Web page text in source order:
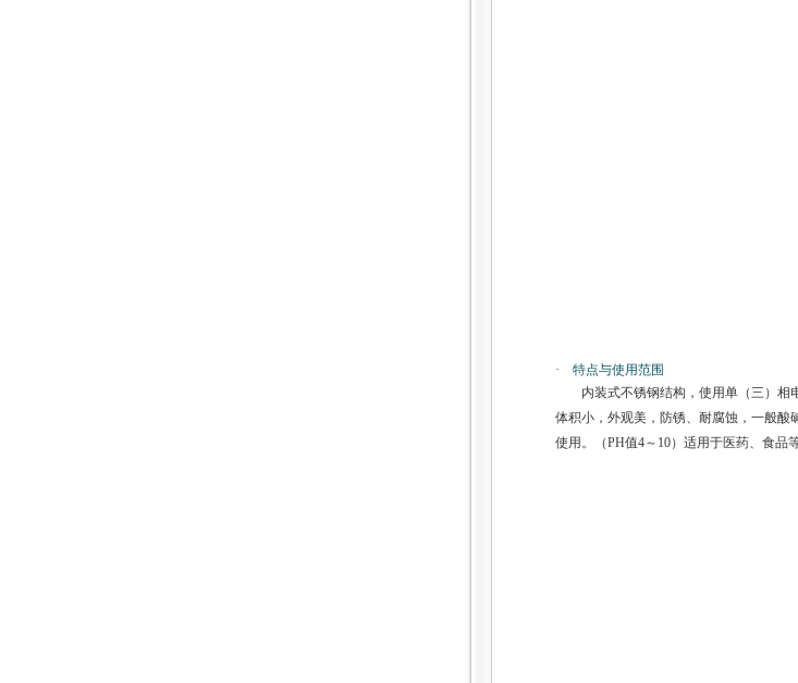
· 特点与使用范围
内装式不锈钢结构，使用单（三）相
体积小，外观美，防锈、耐腐蚀，一般酸
使用。（PH值4～10）适用于医药、食品等